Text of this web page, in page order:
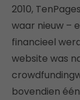
2010,
waar nieuw –
financieel
website was
bovendien